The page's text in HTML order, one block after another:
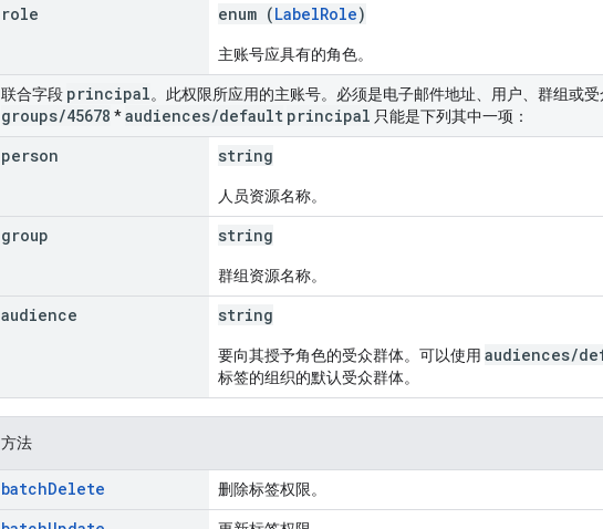
role enum (LabelRole)
主账号应具有的角色。
联合字段 principal。此权限所应用的主账号。必须是电子邮件地址、用户、群组或
groups/45678 *audiences/default principal 只能是下列其中一项：
person string
人员资源名称。
group string
群组资源名称。
audience string
要向其授予角色的受众群体。可以使用 audiences/
标签的组织的默认受众群体。
方法
batchDelete 删除标签权限。